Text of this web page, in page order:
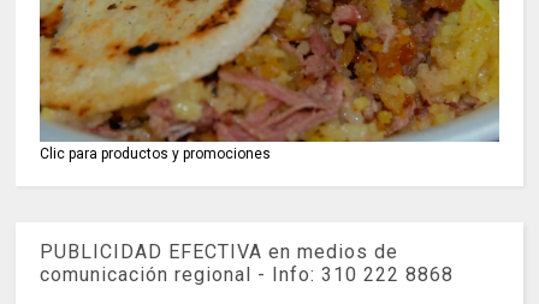
Clic para productos y promociones
PUBLICIDAD EFECTIVA en medios de
comunicación regional - Info: 310 222 8868